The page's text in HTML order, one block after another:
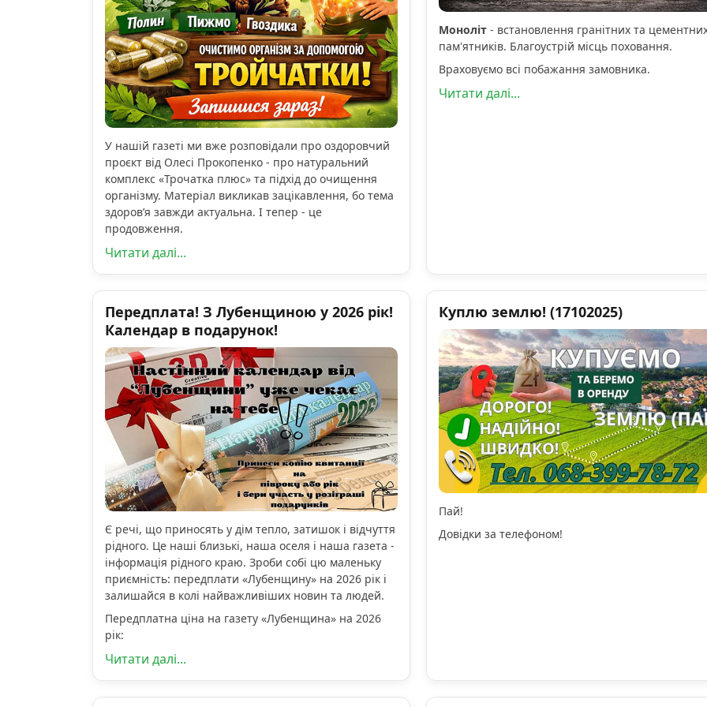
У нашій газеті ми вже розповідали про оздоровчий
проєкт від Олесі Прокопенко - про натуральний
комплекс «Трочатка плюс» та підхід до очищення
організму. Матеріал викликав зацікавлення, бо тема
здоров’я завжди актуальна. І тепер - це
продовження.
Читати далі...
Моноліт- встановлення гранітних та
пам'ятників. Благоустрій місць поховання.
Враховуємо всі побажання замовника.
Читати далі...
Передплата! З Лубенщиною у 2026 рік!
Календар в подарунок!
Є речі, що приносять у дім тепло, затишок і відчуття
рідного. Це наші близькі, наша оселя і наша газета -
інформація рідного краю. Зроби собі цю маленьку
приємність: передплати «Лубенщину» на 2026 рік і
залишайся в колі найважливіших новин та людей.
Передплатна ціна на газету «Лубенщина» на 2026
рік:
Читати далі...
Куплю землю! (17102025)
Пай!
Довідки за телефоном!